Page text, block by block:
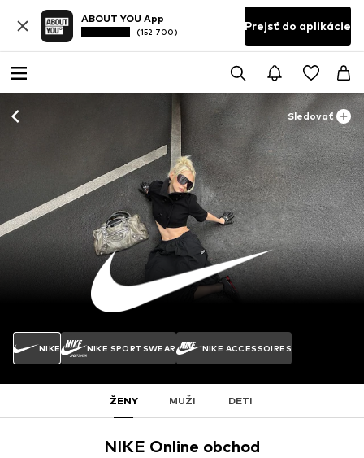
ABOUT YOU App
(152 700) Prejsť do aplikácie
Sledovať
NIKE NIKE SPORTSWEAR NIKE ACCESSOIRES
ŽENY MUŽI DETI
NIKE Online obchod